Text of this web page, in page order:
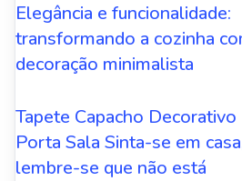
Elegância e funcionalidade:
transformando a cozinha
decoração minimalista
Tapete Capacho Decorativo
Porta Sala Sinta-se em
lembre-se que não está